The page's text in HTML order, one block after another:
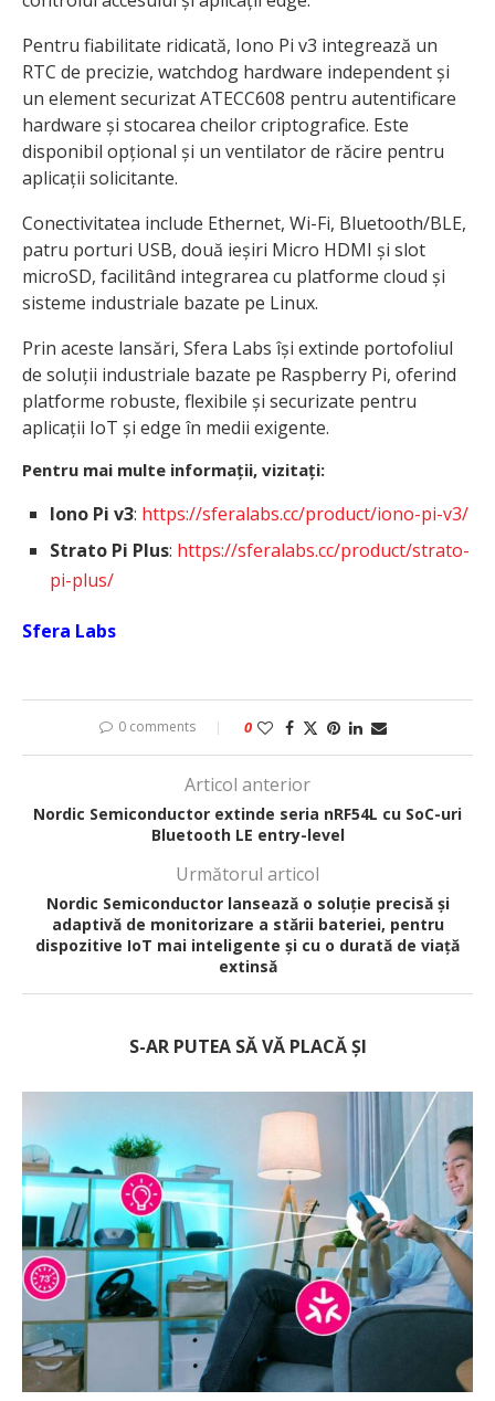
Pentru fiabilitate ridicată, Iono Pi v3 integrează un
RTC de precizie, watchdog hardware independent și
un element securizat ATECC608 pentru autentificare
hardware și stocarea cheilor criptografice. Este
disponibil opțional și un ventilator de răcire pentru
aplicații solicitante.
Conectivitatea include Ethernet, Wi-Fi, Bluetooth/BLE,
patru porturi USB, două ieșiri Micro HDMI și slot
microSD, facilitând integrarea cu platforme cloud și
sisteme industriale bazate pe Linux.
Prin aceste lansări, Sfera Labs își extinde portofoliul
de soluții industriale bazate pe Raspberry Pi, oferind
platforme robuste, flexibile și securizate pentru
aplicații IoT și edge în medii exigente.
Pentru mai multe informații, vizitați:
Iono Pi v3: https://sferalabs.cc/product/iono-pi-v3/
Strato Pi Plus: https://sferalabs.cc/product/strato-
pi-plus/
Sfera Labs
0 comments 0
Articol anterior
Nordic Semiconductor extinde seria nRF54L cu SoC-uri
Bluetooth LE entry-level
Următorul articol
Nordic Semiconductor lansează o soluție precisă și
adaptivă de monitorizare a stării bateriei, pentru
dispozitive IoT mai inteligente și cu o durată de viață
extinsă
S-AR PUTEA SĂ VĂ PLACĂ ȘI